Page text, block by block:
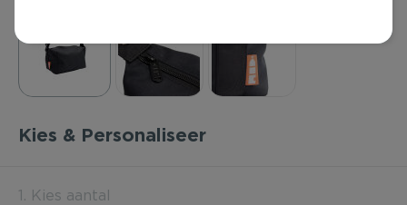
Warme Winter
Kerst & Eindejaar
Kies & Personaliseer
1. Kies aantal